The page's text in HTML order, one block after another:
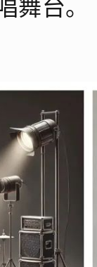
舞台。